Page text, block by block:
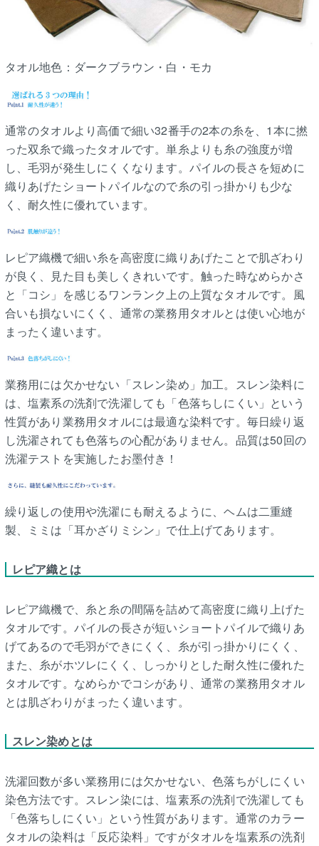
タオル地色：ダークブラウン・白・モカ
通常のタオルより高価で細い32番手の2本の糸を、1本に撚
った双糸で織ったタオルです。単糸よりも糸の強度が増
し、毛羽が発生しにくくなります。パイルの長さを短めに
織りあげたショートパイルなので糸の引っ掛かりも少な
く、耐久性に優れています。
レピア織機で細い糸を高密度に織りあげたことで肌ざわり
が良く、見た目も美しくきれいです。触った時なめらかさ
と「コシ」を感じるワンランク上の上質なタオルです。風
合いも損ないにくく、通常の業務用タオルとは使い心地が
まったく違います。
業務用には欠かせない「スレン染め」加工。スレン染料に
は、塩素系の洗剤で洗濯しても「色落ちしにくい」という
性質があり業務用タオルには最適な染料です。毎日繰り返
し洗濯されても色落ちの心配がありません。品質は50回の
洗濯テストを実施したお墨付き！
繰り返しの使用や洗濯にも耐えるように、ヘムは二重縫
製、ミミは「耳かざりミシン」で仕上げてあります。
レピア織とは
レピア織機で、糸と糸の間隔を詰めて高密度に織り上げた
タオルです。パイルの長さが短いショートパイルで織りあ
げてあるので毛羽ができにくく、糸が引っ掛かりにくく、
また、糸がホツレにくく、しっかりとした耐久性に優れた
タオルです。なめらかでコシがあり、通常の業務用タオル
とは肌ざわりがまったく違います。
スレン染めとは
洗濯回数が多い業務用には欠かせない、色落ちがしにくい
染色方法です。スレン染には、塩素系の洗剤で洗濯しても
「色落ちしにくい」という性質があります。通常のカラー
タオルの染料は「反応染料」ですがタオルを塩素系の洗剤